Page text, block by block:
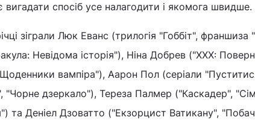
вигадати спосіб усе налагодити і якомога швидше.
зіграли Люк Еванс (трилогія "Гоббіт",
Невідома історія"), Ніна Добрев ("ХХХ:
вампіра"), Аарон Пол (серіали
"Чорне дзеркало"), Тереза Палмер ("Каскадер",
та Деніел Дзоватто ("Екзорцист Ватикану",